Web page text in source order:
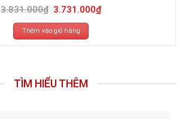
3.831.000₫ Giá
gốc
là:
3.831.000₫.
3.731.000₫Giá
hiện
Thêm vào giỏ hàng
TÌM HIỂU THÊM